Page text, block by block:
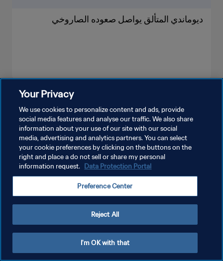
ديوماندي المتألق يواصل صعوده الصاروخي
إدارة تفضيلات ملفات تعريف الارتباط
Your Privacy
We use cookies to personalize content and ads, provide
social media features and analyse our traffic. We also share
information about your use of our site with our social
media, advertising and analytics partners. You can select
your cookie preferences by clicking on the buttons on the
right and place a do not sell or share my personal
information request. Data Protection Portal
Preference Center
Reject All
I'm OK with that